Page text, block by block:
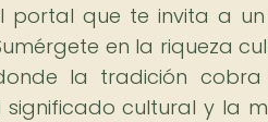
portal que te invita a
en la riqueza
la tradición
significado cultural y la